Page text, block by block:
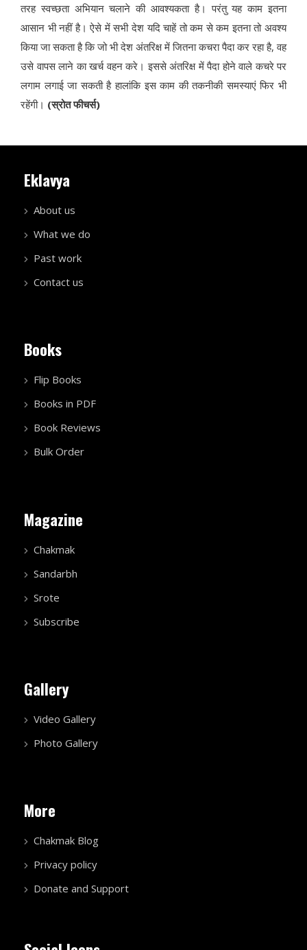
तरह स्वच्छता अभियान चलाने की आवश्यकता है। परंतु यह काम इतना
आसान भी नहीं है। ऐसे में सभी देश यदि चाहें तो कम से कम इतना तो अवश्य
किया जा सकता है कि जो भी देश अंतरिक्ष में जितना कचरा पैदा कर रहा है, वह
उसे वापस लाने का खर्च वहन करे। इससे अंतरिक्ष में पैदा होने वाले कचरे पर
लगाम लगाई जा सकती है हालांकि इस काम की तकनीकी समस्याएं फिर भी
रहेंगी। (स्रोत फीचर्स)
Eklavya
About us
What we do
Past work
Contact us
Books
Flip Books
Books in PDF
Book Reviews
Bulk Order
Magazine
Chakmak
Sandarbh
Srote
Subscribe
Gallery
Video Gallery
Photo Gallery
More
Chakmak Blog
Privacy policy
Donate and Support